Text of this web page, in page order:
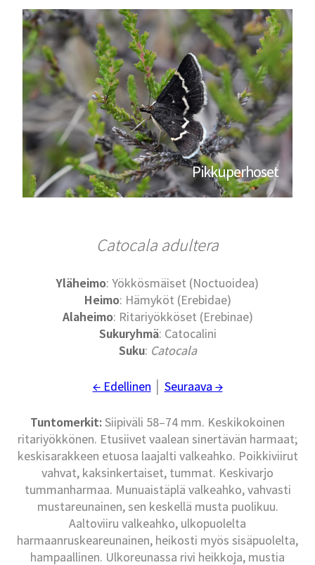
Pikkuperhoset
Catocala adultera
Yläheimo: Yökkösmäiset (Noctuoidea)
Heimo: Hämyköt (Erebidae)
Alaheimo: Ritariyökköset (Erebinae)
Sukuryhmä: Catocalini
Suku: Catocala
← Edellinen Seuraava →
Tuntomerkit:Siipiväli 58–74 mm. Keskikokoinen
ritariyökkönen. Etusiivet vaalean sinertävän harmaat;
keskisarakkeen etuosa laajalti valkeahko. Poikkiviirut
vahvat, kaksinkertaiset, tummat. Keskivarjo
tummanharmaa. Munuaistäplä valkeahko, vahvasti
mustareunainen, sen keskellä musta puolikuu.
Aaltoviiru valkeahko, ulkopuolelta
harmaanruskeareunainen, heikosti myös sisäpuolelta,
hampaallinen. Ulkoreunassa rivi heikkoja, mustia